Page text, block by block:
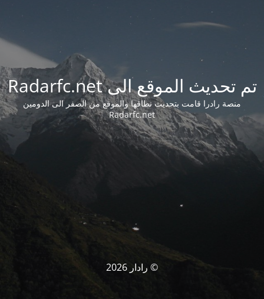
تم تحديث الموقع الى Radarfc.net
منصة رادرا قامت بتحديث نطاقها والموقع من الصفر الى الدومين
Radarfc.net
© رادار 2026